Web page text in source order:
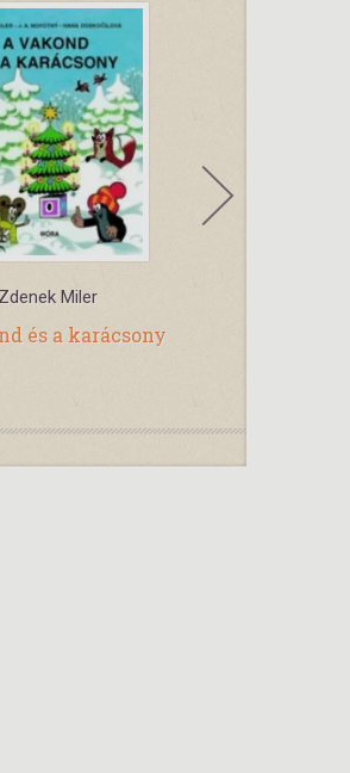
Zdenek Miler
és a karácsony